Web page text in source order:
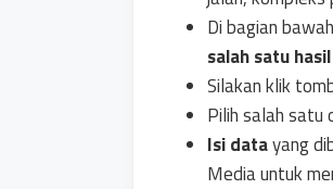
Di bagian
salah satu hasil
Silakan klik
Pilih salah satu
Isi datayang
Media untuk